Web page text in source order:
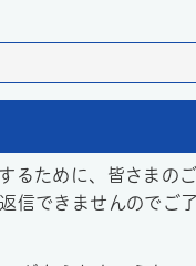
るために、皆さまの
信できませんのでご